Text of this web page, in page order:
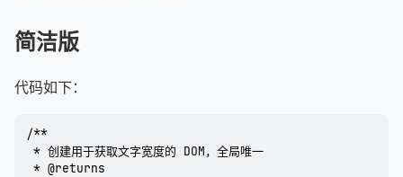
简洁版
代码如下：
/**
* 创建用于获取文字宽度的 DOM，全局唯一
* @returns